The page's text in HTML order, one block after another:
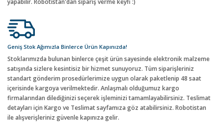
yapabilir. Robotistan'dan sipariş verme keyfi :)
Geniş Stok Ağımızla Binlerce Ürün Kapınızda!
Stoklarımızda bulunan binlerce çeşit ürün sayesinde elektronik malzeme
satışında sizlere kesintisiz bir hizmet sunuyoruz. Tüm siparişleriniz
standart gönderim prosedürlerimize uygun olarak paketlenip 48 saat
içerisinde kargoya verilmektedir. Anlaşmalı olduğumuz kargo
firmalarından dilediğinizi seçerek işleminizi tamamlayabilirsiniz. Teslimat
detayları için Kargo ve Teslimat sayfamıza göz atabilirsiniz. Robotistan
ile alışverişleriniz güvenle kapınıza gelir.